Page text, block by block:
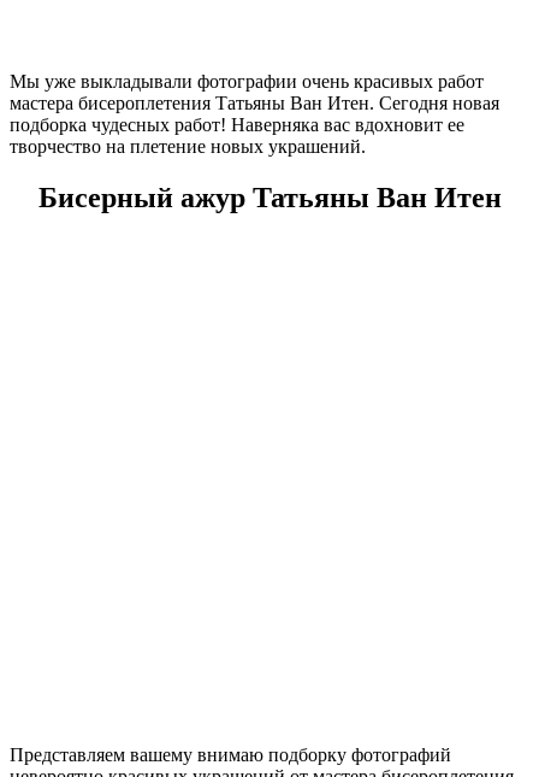
Мы уже выкладывали фотографии очень красивых работ
мастера бисероплетения Татьяны Ван Итен. Сегодня новая
подборка чудесных работ! Наверняка вас вдохновит ее
творчество на плетение новых украшений.
Бисерный ажур Татьяны Ван Итен
Представляем вашему внимаю подборку фотографий